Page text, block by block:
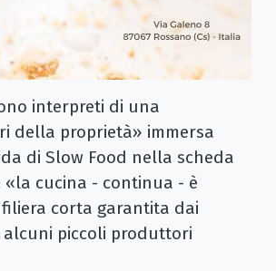
interpreti di una
della proprietà» immersa
di Slow Food nella scheda
cucina - continua - è
corta garantita dai
piccoli produttori